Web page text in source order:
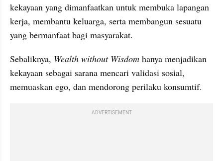
kekayaan yang dimanfaatkan untuk membuka lapangan
kerja, membantu keluarga, serta membangun sesuatu
yang bermanfaat bagi masyarakat.
Sebaliknya, Wealth without Wisdom hanya menjadikan
kekayaan sebagai sarana mencari validasi sosial,
memuaskan ego, dan mendorong perilaku konsumtif.
ADVERTISEMENT